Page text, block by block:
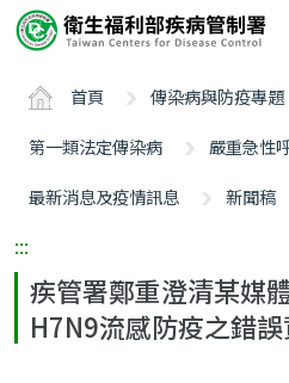
要
ALT+C
首頁 傳染病與防疫專題
第一類法定傳染病
嚴重急性
最新消息及疫情訊息
新聞稿
:::
疾管署鄭重澄清某媒
H7N9流感防疫之錯